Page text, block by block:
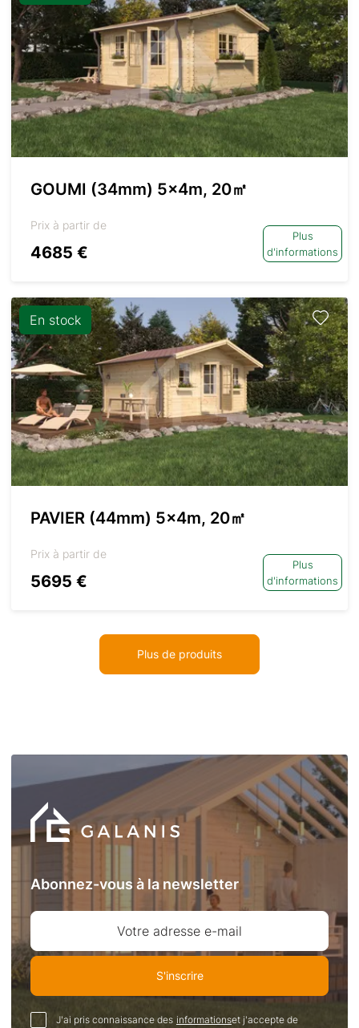
GOUMI (34mm) 5x4m, 20㎡
Prix à partir de
4685 €
Plus
d'informations
En stock
PAVIER (44mm) 5x4m, 20㎡
Prix à partir de
5695 €
Plus
d'informations
Plus de produits
Abonnez-vous à la newsletter
Votre adresse e-mail
S'inscrire
J'ai pris connaissance des informationset j'accepte de